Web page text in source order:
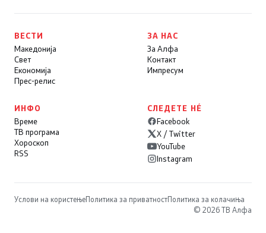
ВЕСТИ
Македонија
Свет
Економија
Прес-релис
ЗА НАС
За Алфа
Контакт
Импресум
ИНФО
Време
ТВ програма
Хороскоп
RSS
СЛЕДЕТЕ НÉ
Facebook
X / Twitter
YouTube
Instagram
Услови на користењеПолитика за приватностПолитика за колачиња
© 2026 ТВ Алфа